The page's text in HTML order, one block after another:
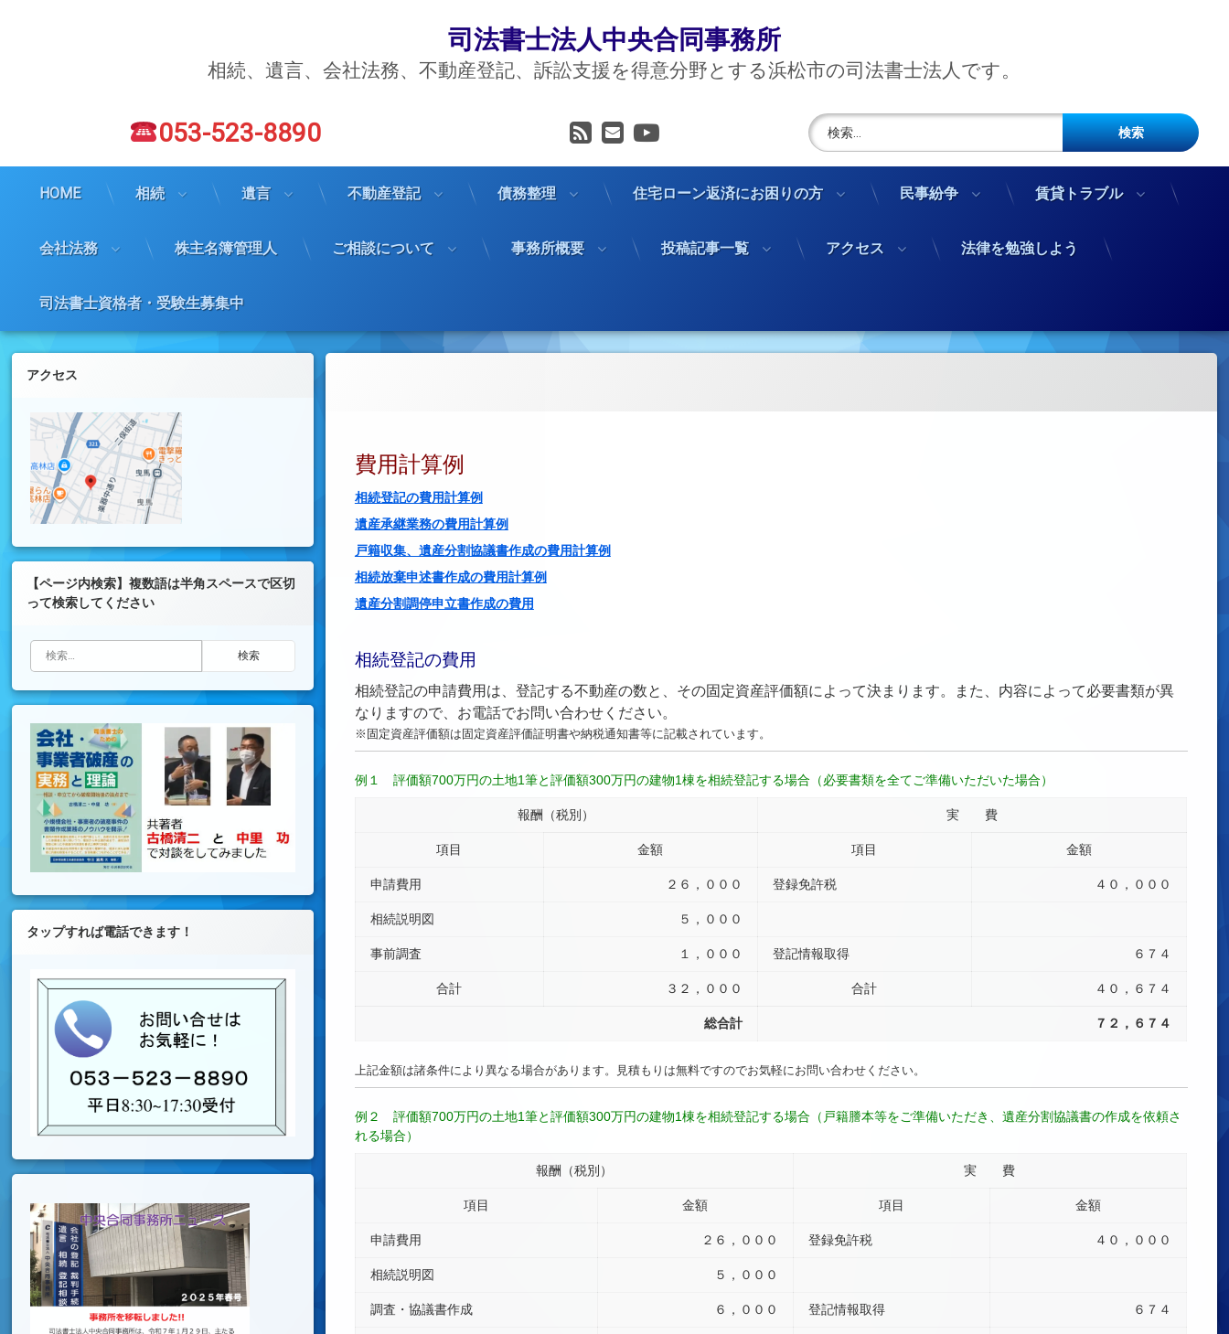
司法書士法人中央合同事務所
相続、遺言、会社法務、不動産登記、訴訟支援を得意分野とする浜松市の司法書士法人です。
電話番号:
053-523-8890 RSSメールアドレス
YouTube 検索:
HOME 相続 遺言 不動産登記 債務整理 住宅ローン返済にお困りの方 民事紛争 賃貸トラブル
会社法務 株主名簿管理人 ご相談について 事務所概要 投稿記事一覧 アクセス 法律を勉強しよう
司法書士資格者・受験生募集中
費用計算例
相続登記の費用計算例
遺産承継業務の費用計算例
戸籍収集、遺産分割協議書作成の費用計算例
相続放棄申述書作成の費用計算例
遺産分割調停申立書作成の費用
相続登記の費用
相続登記の申請費用は、登記する不動産の数と、その固定資産評価額によって決まります。また、内容によって必要書類が異
なりますので、お電話でお問い合わせください。
※固定資産評価額は固定資産評価証明書や納税通知書等に記載されています。
例１ 評価額700万円の土地1筆と評価額300万円の建物1棟を相続登記する場合（必要書類を全てご準備いただいた場合）
報酬（税別） 実 費
項目 金額 項目 金額
申請費用 ２６，０００ 登録免許税 ４０，０００
相続説明図 ５，０００
事前調査 １，０００ 登記情報取得 ６７４
合計 ３２，０００ 合計 ４０，６７４
総合計 ７２，６７４
上記金額は諸条件により異なる場合があります。見積もりは無料ですのでお気軽にお問い合わせください。
例２ 評価額700万円の土地1筆と評価額300万円の建物1棟を相続登記する場合（戸籍謄本等をご準備いただき、遺産分割協議書の作成を依頼さ
れる場合）
報酬（税別） 実 費
項目 金額 項目 金額
申請費用 ２６，０００ 登録免許税 ４０，０００
相続説明図 ５，０００
調査・協議書作成 ６，０００ 登記情報取得 ６７４
左サイドバー
アクセス
【ページ内検索】複数語は半角スペースで区切
って検索してください
検索:
タップすれば電話できます！